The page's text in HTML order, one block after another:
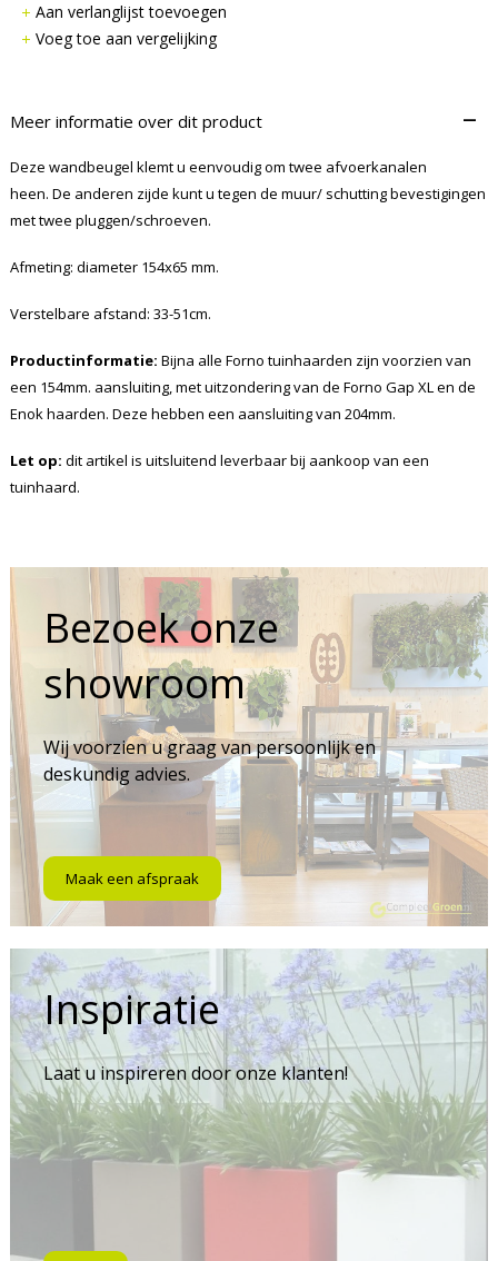
Aan verlanglijst toevoegen
Voeg toe aan vergelijking
Meer informatie over dit product –
Deze wandbeugel klemt u eenvoudig om twee afvoerkanalen
heen. De anderen zijde kunt u tegen de muur/ schutting bevestigingen
met twee pluggen/schroeven.
Afmeting: diameter 154x65 mm.
Verstelbare afstand: 33-51cm.
Productinformatie: Bijna alle Forno tuinhaarden zijn voorzien van
een 154mm. aansluiting, met uitzondering van de Forno Gap XL en de
Enok haarden. Deze hebben een aansluiting van 204mm.
Let op: dit artikel is uitsluitend leverbaar bij aankoop van een
tuinhaard.
Bezoek onze
showroom
Wij voorzien u graag van persoonlijk en
deskundig advies.
Maak een afspraak
Inspiratie
Laat u inspireren door onze klanten!